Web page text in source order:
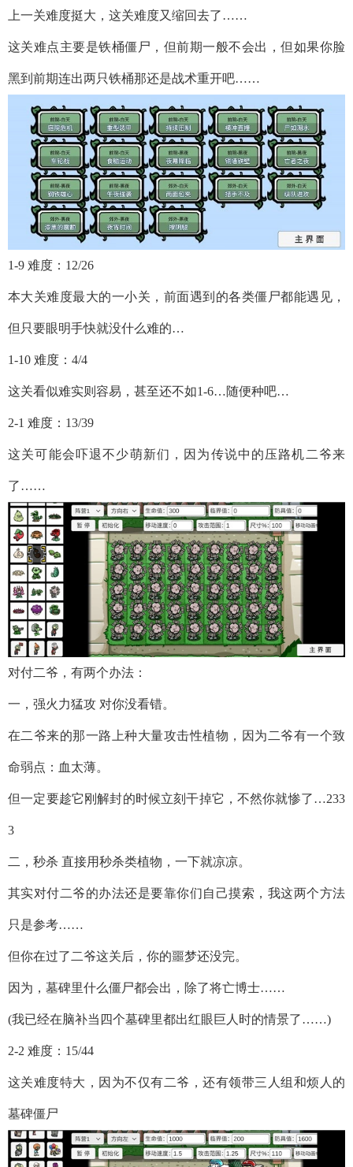
上一关难度挺大，这关难度又缩回去了……
这关难点主要是铁桶僵尸，但前期一般不会出，但如果你脸
黑到前期连出两只铁桶那还是战术重开吧……
1-9 难度：12/26
本大关难度最大的一小关，前面遇到的各类僵尸都能遇见，
但只要眼明手快就没什么难的…
1-10 难度：4/4
这关看似难实则容易，甚至还不如1-6…随便种吧…
2-1 难度：13/39
这关可能会吓退不少萌新们，因为传说中的压路机二爷来
了……
对付二爷，有两个办法：
一，强火力猛攻 对你没看错。
在二爷来的那一路上种大量攻击性植物，因为二爷有一个致
命弱点：血太薄。
但一定要趁它刚解封的时候立刻干掉它，不然你就惨了…233
3
二，秒杀 直接用秒杀类植物，一下就凉凉。
其实对付二爷的办法还是要靠你们自己摸索，我这两个方法
只是参考……
但你在过了二爷这关后，你的噩梦还没完。
因为，墓碑里什么僵尸都会出，除了将亡博士……
(我已经在脑补当四个墓碑里都出红眼巨人时的情景了……)
2-2 难度：15/44
这关难度特大，因为不仅有二爷，还有领带三人组和烦人的
墓碑僵尸